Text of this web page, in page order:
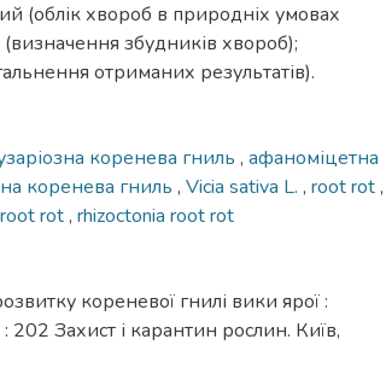
(облік хвороб в природніх умовах
збудників хвороб);
отриманих результатів).
коренева гниль , афаноміцетна
коренева гниль , Vicia sativa L. , root rot,
rot, rhizoctonia root rot
кореневої гнилі вики ярої :
202 Захист і карантин рослин. Київ,